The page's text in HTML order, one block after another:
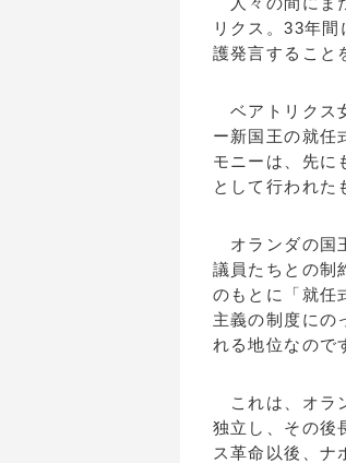
リクス。33年
護発言すること
ベアトリクス
ー新国王の就任
モニーは、先に
として行われた
オランダの国
議員たちとの制
のもとに「就任
主義の制度にの
れる地位なので
これは、オラ
独立し、その後
ス革命以後、ナ